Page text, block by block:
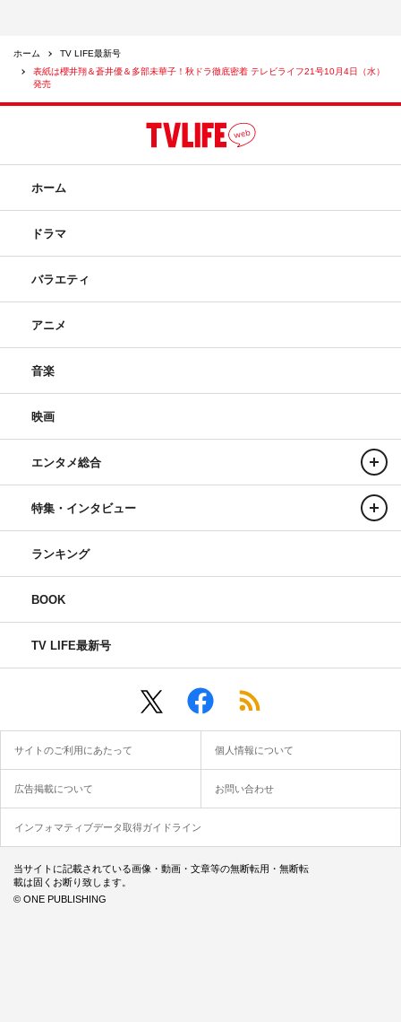
ホーム
TV LIFE最新号
表紙は櫻井翔＆蒼井優＆多部未華子！秋ドラ徹底密着 テレビライフ21号10月4日（水）
発売
ホーム
ドラマ
バラエティ
アニメ
音楽
映画
エンタメ総合
特集・インタビュー
ランキング
BOOK
TV LIFE最新号
サイトのご利用にあたって 個人情報について
広告掲載について お問い合わせ
インフォマティブデータ取得ガイドライン
当サイトに記載されている画像・動画・文章等の無断転用・無断転
載は固くお断り致します。
© ONE PUBLISHING